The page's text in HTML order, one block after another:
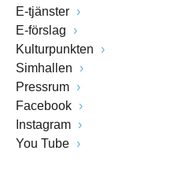
E-tjänster
E-förslag
Kulturpunkten
Simhallen
Pressrum
Facebook
Instagram
You Tube